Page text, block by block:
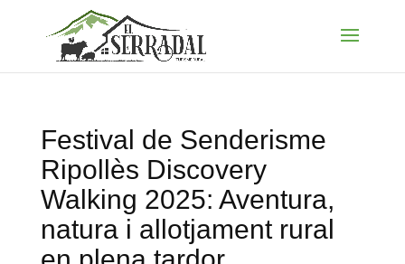
Festival de Senderisme
Ripollès Discovery
Walking 2025: Aventura,
natura i allotjament rural